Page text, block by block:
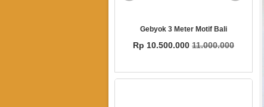
Gebyok Gapura Jawa
Rp 5.000.000 5.350.000